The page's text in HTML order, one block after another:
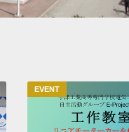
EVENT